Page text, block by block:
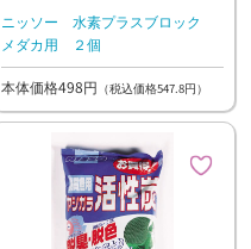
ニッソー 水素プラスブロック
メダカ用 ２個
本体価格498円 （税込価格547.8円）